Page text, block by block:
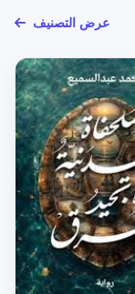
عرض التصنيف